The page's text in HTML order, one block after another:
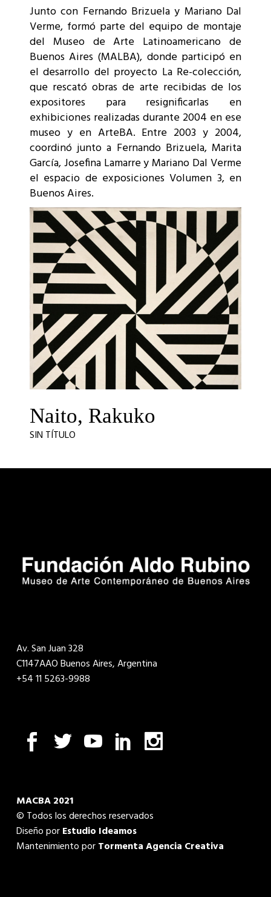
Junto con Fernando Brizuela y Mariano Dal
Verme, formó parte del equipo de montaje
del Museo de Arte Latinoamericano de
Buenos Aires (MALBA), donde participó en
el desarrollo del proyecto La Re-colección,
que rescató obras de arte recibidas de los
expositores para resignificarlas en
exhibiciones realizadas durante 2004 en ese
museo y en ArteBA. Entre 2003 y 2004,
coordinó junto a Fernando Brizuela, Marita
García, Josefina Lamarre y Mariano Dal Verme
el espacio de exposiciones Volumen 3, en
Buenos Aires.
Naito, Rakuko
SIN TÍTULO
Av. San Juan 328
C1147AAO Buenos Aires, Argentina
+54 11 5263-9988
MACBA 2021
© Todos los derechos reservados
Diseño porEstudio Ideamos
Mantenimiento porTormenta Agencia Creativa